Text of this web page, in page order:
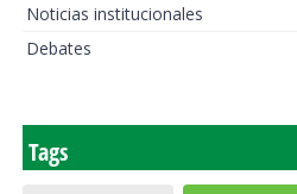
Noticias institucionales
Debates
Tags